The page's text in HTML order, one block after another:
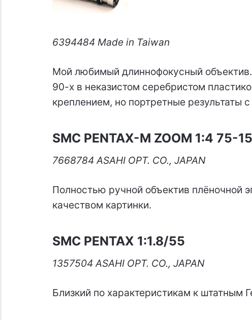
6394484 Made in Taiwan
Мой любимый длиннофокусный
90-х в неказистом серебристом
креплением, но портретные результаты
SMC PENTAX-M ZOOM 1:4 75-
7668784 ASAHI OPT. CO., JAPAN
Полностью ручной объектив плёночной
качеством картинки.
SMC PENTAX 1:1.8/55
1357504 ASAHI OPT. CO., JAPAN
Близкий по характеристикам к штатным